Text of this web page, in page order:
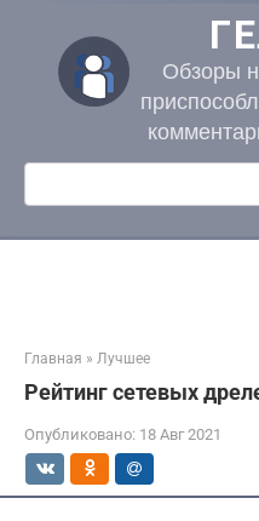
контенту
Обзоры
Поиск:
Главная » Лучшее
Рейтинг сетевых
Опубликовано: 18 Авг 2021